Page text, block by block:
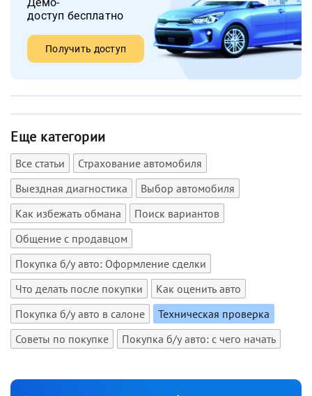
доступ бесплатно
Получить доступ
Еще категории
Все статьи
Страхование автомобиля
Выездная диагностика
Выбор автомобиля
Как избежать обмана
Поиск вариантов
Общение с продавцом
Покупка б/у авто: Оформление сделки
Что делать после покупки
Как оценить авто
Покупка б/у авто в салоне
Техническая проверка
Советы по покупке
Покупка б/у авто: с чего начать